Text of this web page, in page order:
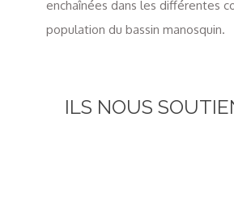
enchaînées dans les différentes
population du bassin manosquin.
ILS NOUS